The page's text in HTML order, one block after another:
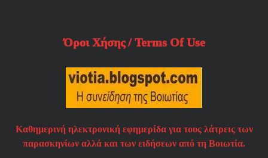
Όροι Χήσης / Terms Of Use
Καθημερινή ηλεκτρονική εφημερίδα για τους λάτρεις των
παρασκηνίων αλλά και των ειδήσεων από τη Βοιωτία.